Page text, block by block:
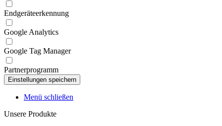
Endgeräteerkennung
Google Analytics
Google Tag Manager
Partnerprogramm
Menü schließen
Unsere Produkte